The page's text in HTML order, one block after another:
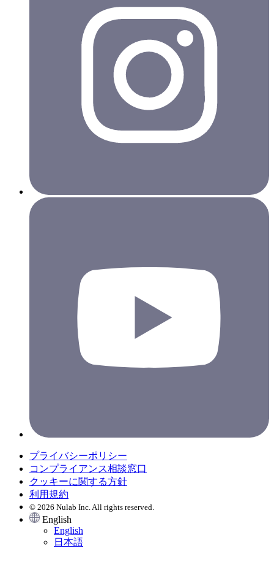
プライバシーポリシー
コンプライアンス相談窓口
クッキーに関する方針
利用規約
© 2026 Nulab Inc. All rights reserved.
English
English
日本語